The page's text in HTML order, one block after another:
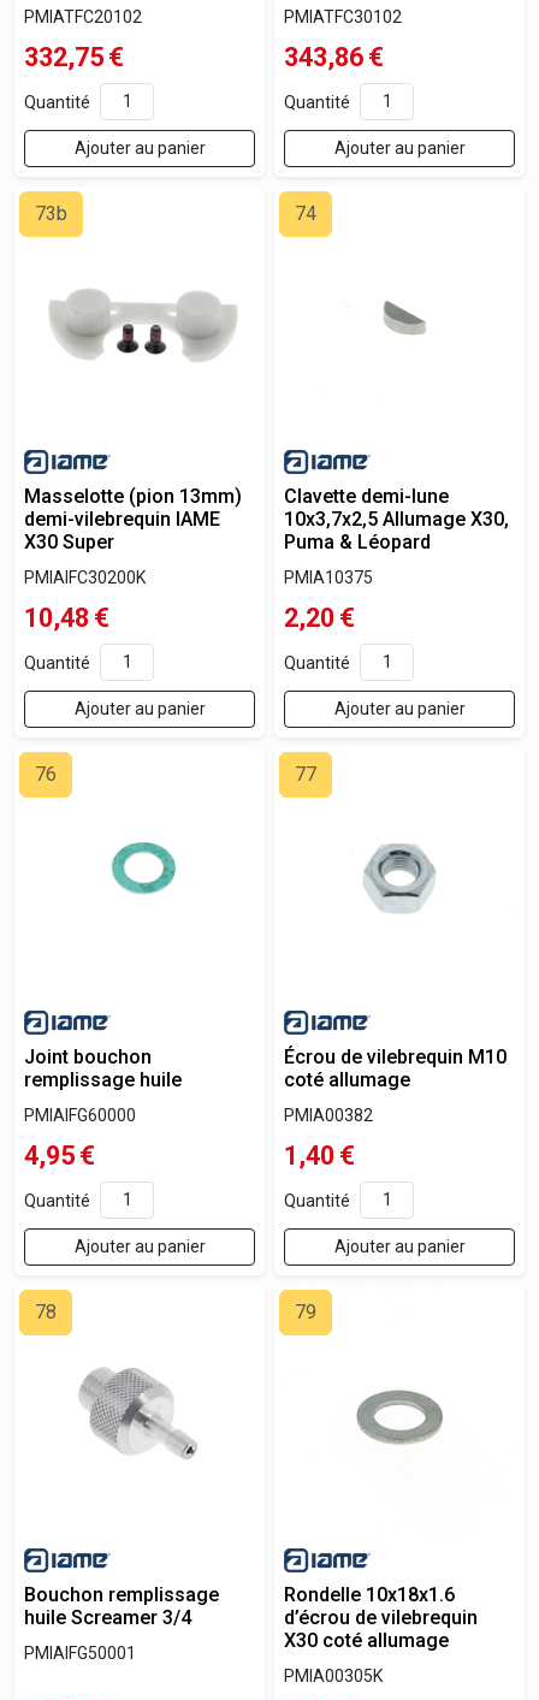
PMIATFC20102
332,75 €
Quantité
Ajouter au panier
PMIATFC30102
343,86 €
Quantité
Ajouter au panier
73b
Masselotte (pion 13mm)
demi-vilebrequin IAME
X30 Super
PMIAIFC30200K
10,48 €
Quantité
Ajouter au panier
74
Clavette demi-lune
10x3,7x2,5 Allumage X30,
Puma & Léopard
PMIA10375
2,20 €
Quantité
Ajouter au panier
76
Joint bouchon
remplissage huile
PMIAIFG60000
4,95 €
Quantité
Ajouter au panier
77
Écrou de vilebrequin M10
coté allumage
PMIA00382
1,40 €
Quantité
Ajouter au panier
78
Bouchon remplissage
huile Screamer 3/4
PMIAIFG50001
79
Rondelle 10x18x1.6
d’écrou de vilebrequin
X30 coté allumage
PMIA00305K